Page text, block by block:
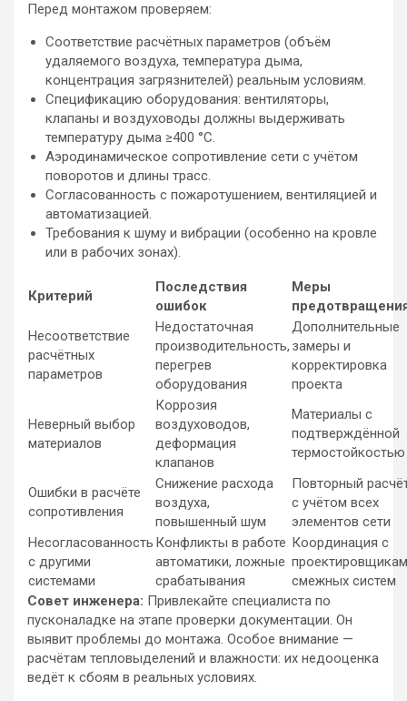
Перед монтажом проверяем:
Соответствие расчётных параметров (объём
удаляемого воздуха, температура дыма,
концентрация загрязнителей) реальным условиям.
Спецификацию оборудования: вентиляторы,
клапаны и воздуховоды должны выдерживать
температуру дыма ≥400 °C.
Аэродинамическое сопротивление сети с учётом
поворотов и длины трасс.
Согласованность с пожаротушением, вентиляцией и
автоматизацией.
Требования к шуму и вибрации (особенно на кровле
или в рабочих зонах).
Критерий
Последствия
ошибок
Меры
Несоответствие
расчётных
параметров
Недостаточная
производительность,
перегрев
оборудования
Дополнительные
замеры и
корректировка
проекта
Неверный выбор
материалов
Коррозия
воздуховодов,
деформация
клапанов
Материалы с
подтверждённой
термостойкостью
Ошибки в расчёте
сопротивления
Снижение расхода
воздуха,
повышенный шум
Повторный
с учётом всех
элементов сети
Несогласованность
с другими
системами
Конфликты в работе
автоматики, ложные
срабатывания
Координация с
смежных систем
Совет инженера: Привлекайте специалиста по
пусконаладке на этапе проверки документации. Он
выявит проблемы до монтажа. Особое внимание —
расчётам тепловыделений и влажности: их недооценка
ведёт к сбоям в реальных условиях.